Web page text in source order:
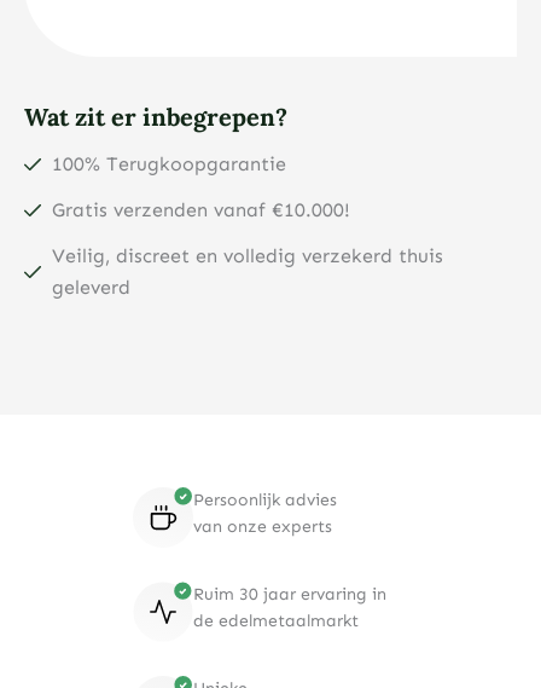
Wat zit er inbegrepen?
100% Terugkoopgarantie
Gratis verzenden vanaf €10.000!
Veilig, discreet en volledig verzekerd thuis
geleverd
Persoonlijk advies
van onze experts
Ruim 30 jaar ervaring in
de edelmetaalmarkt